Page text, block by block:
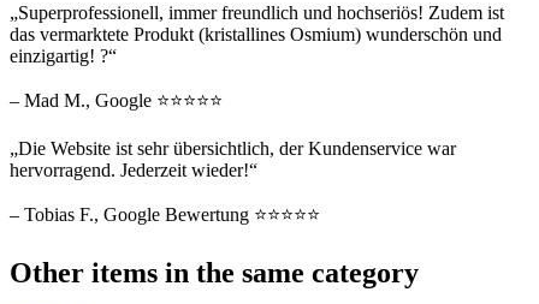
„Superprofessionell, immer freundlich und hochseriös! Zudem ist
das vermarktete Produkt (kristallines Osmium) wunderschön und
einzigartig! ?“
– Mad M., Google ⭐⭐⭐⭐⭐
„Die Website ist sehr übersichtlich, der Kundenservice war
hervorragend. Jederzeit wieder!“
– Tobias F., Google Bewertung ⭐⭐⭐⭐⭐
Other items in the same category